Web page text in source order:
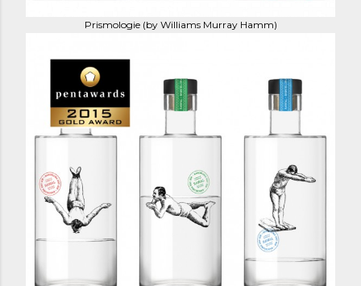
Prismologie (by Williams Murray Hamm)